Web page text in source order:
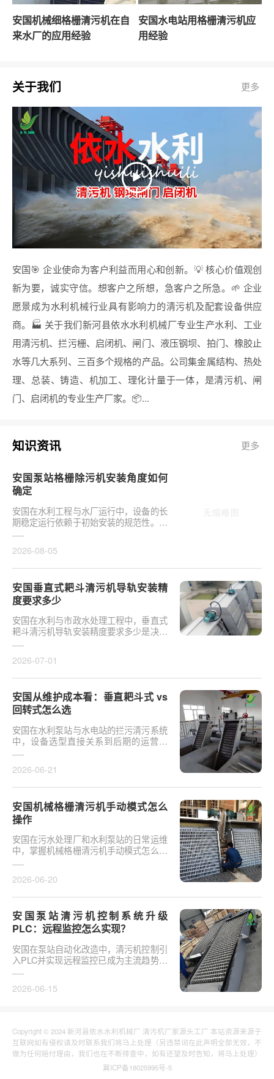
安国机械细格栅清污机在自
来水厂的应用经验
安国水电站用格栅清污机应
用经验
关于我们 更多
安国🎯 企业使命为客户利益而用心和创新。💡 核心价值观创
新为要，诚实守信。想客户之所想，急客户之所急。🌱 企业
愿景成为水利机械行业具有影响力的清污机及配套设备供应
商。🏭 关于我们新河县依水水利机械厂专业生产水利、工业
用清污机、拦污栅、启闭机、闸门、液压钢坝、拍门、橡胶止
水等几大系列、三百多个规格的产品。公司集金属结构、热处
理、总装、铸造、机加工、理化计量于一体，是清污机、闸
门、启闭机的专业生产厂家。📦...
知识资讯 更多
安国泵站格栅除污机安装角度如何
确定
安国在水利工程与水厂运行中，设备的长
期稳定运行依赖于初始安装的规范性。对
于泵站核心拦污设备而言，其倾斜度直接
2026-08-05
安国垂直式耙斗清污机导轨安装精
度要求多少
安国在水利与市政水处理工程中，垂直式
耙斗清污机导轨安装精度要求多少是决定
设备运行平稳性的核心**。导轨作为耙斗
2026-07-01
安国从维护成本看：垂直耙斗式 vs
回转式怎么选
安国在水利泵站与水电站的拦污清污系统
中，设备选型直接关系到后期的运营开
支。探讨从维护成本看：垂直耙斗式 vs
2026-06-21
安国机械格栅清污机手动模式怎么
操作
安国在污水处理厂和水利泵站的日常运维
中，掌握机械格栅清污机手动模式怎么操
作是保障设备稳定运行的基础环节。以某
2026-06-20
安国泵站清污机控制系统升级
PLC：远程监控怎么实现？
安国在泵站自动化改造中，清污机控制引
入PLC并实现远程监控已成为主流趋势。
传统清污机多采用继电器硬接线，无法实
2026-06-15
Copyright © 2024 新河县依水水利机械厂 清污机厂家源头工厂 本站资源来源于
互联网如有侵权请及时联系我们将马上处理（另违禁词在此声明全部无效，不
做为任何赔付理由，我们也在不断排查中，如有还望及时告知，将马上处理）
冀ICP备18025995号-5